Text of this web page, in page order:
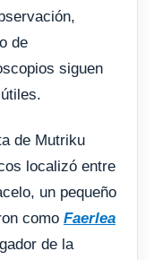
de
siguen
de Mutriku
localizó entre
un pequeño
como Faerlea
de la